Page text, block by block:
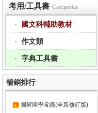
考用/工具書 Categories
國文科輔助教材
作文類
字典工具書
暢銷排行
圖解國學常識(全新修訂版)